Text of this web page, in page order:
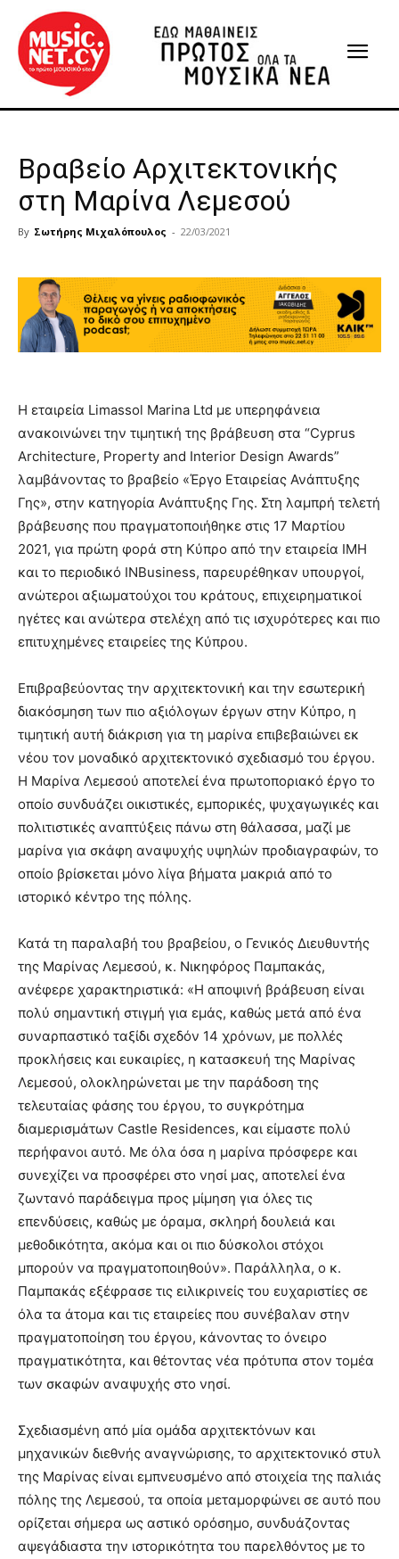
Βραβείο Αρχιτεκτονικής
στη Μαρίνα Λεμεσού
By Σωτήρης Μιχαλόπουλος - 22/03/2021
Η εταιρεία Limassol Marina Ltd με υπερηφάνεια
ανακοινώνει την τιμητική της βράβευση στα “Cyprus
Architecture, Property and Interior Design Awards”
λαμβάνοντας το βραβείο «Έργο Εταιρείας Ανάπτυξης
Γης», στην κατηγορία Ανάπτυξης Γης. Στη λαμπρή τελετή
βράβευσης που πραγματοποιήθηκε στις 17 Μαρτίου
2021, για πρώτη φορά στη Κύπρο από την εταιρεία IMH
και το περιοδικό INBusiness, παρευρέθηκαν υπουργοί,
ανώτεροι αξιωματούχοι του κράτους, επιχειρηματικοί
ηγέτες και ανώτερα στελέχη από τις ισχυρότερες και πιο
επιτυχημένες εταιρείες της Κύπρου.
Επιβραβεύοντας την αρχιτεκτονική και την εσωτερική
διακόσμηση των πιο αξιόλογων έργων στην Κύπρο, η
τιμητική αυτή διάκριση για τη μαρίνα επιβεβαιώνει εκ
νέου τον μοναδικό αρχιτεκτονικό σχεδιασμό του έργου.
Η Μαρίνα Λεμεσού αποτελεί ένα πρωτοποριακό έργο το
οποίο συνδυάζει οικιστικές, εμπορικές, ψυχαγωγικές και
πολιτιστικές αναπτύξεις πάνω στη θάλασσα, μαζί με
μαρίνα για σκάφη αναψυχής υψηλών προδιαγραφών, το
οποίο βρίσκεται μόνο λίγα βήματα μακριά από το
ιστορικό κέντρο της πόλης.
Κατά τη παραλαβή του βραβείου, ο Γενικός Διευθυντής
της Μαρίνας Λεμεσού, κ. Νικηφόρος Παμπακάς,
ανέφερε χαρακτηριστικά: «Η αποψινή βράβευση είναι
πολύ σημαντική στιγμή για εμάς, καθώς μετά από ένα
συναρπαστικό ταξίδι σχεδόν 14 χρόνων, με πολλές
προκλήσεις και ευκαιρίες, η κατασκευή της Μαρίνας
Λεμεσού, ολοκληρώνεται με την παράδοση της
τελευταίας φάσης του έργου, το συγκρότημα
διαμερισμάτων Castle Residences, και είμαστε πολύ
περήφανοι αυτό. Με όλα όσα η μαρίνα πρόσφερε και
συνεχίζει να προσφέρει στο νησί μας, αποτελεί ένα
ζωντανό παράδειγμα προς μίμηση για όλες τις
επενδύσεις, καθώς με όραμα, σκληρή δουλειά και
μεθοδικότητα, ακόμα και οι πιο δύσκολοι στόχοι
μπορούν να πραγματοποιηθούν». Παράλληλα, ο κ.
Παμπακάς εξέφρασε τις ειλικρινείς του ευχαριστίες σε
όλα τα άτομα και τις εταιρείες που συνέβαλαν στην
πραγματοποίηση του έργου, κάνοντας το όνειρο
πραγματικότητα, και θέτοντας νέα πρότυπα στον τομέα
των σκαφών αναψυχής στο νησί.
Σχεδιασμένη από μία ομάδα αρχιτεκτόνων και
μηχανικών διεθνής αναγνώρισης, το αρχιτεκτονικό στυλ
της Μαρίνας είναι εμπνευσμένο από στοιχεία της παλιάς
πόλης της Λεμεσού, τα οποία μεταμορφώνει σε αυτό που
ορίζεται σήμερα ως αστικό ορόσημο, συνδυάζοντας
αψεγάδιαστα την ιστορικότητα του παρελθόντος με το